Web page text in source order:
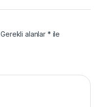
Gerekli alanlar * ile